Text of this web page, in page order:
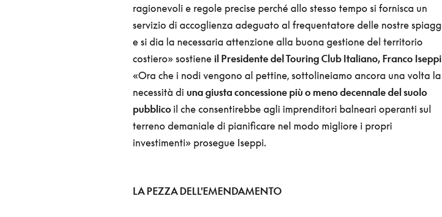
ragionevoli e regole precise perché allo stesso tempo si fornisca un
servizio di accoglienza adeguato al frequentatore delle nostre
e si dia la necessaria attenzione alla buona gestione del territorio
costiero» sostiene il Presidente del Touring Club Italiano, Franco
«Ora che i nodi vengono al pettine, sottolineiamo ancora una volta la
necessità di una giusta concessione più o meno decennale del suolo
pubblico il che consentirebbe agli imprenditori balneari operanti sul
terreno demaniale di pianificare nel modo migliore i propri
investimenti» prosegue Iseppi.
LA PEZZA DELL'EMENDAMENTO